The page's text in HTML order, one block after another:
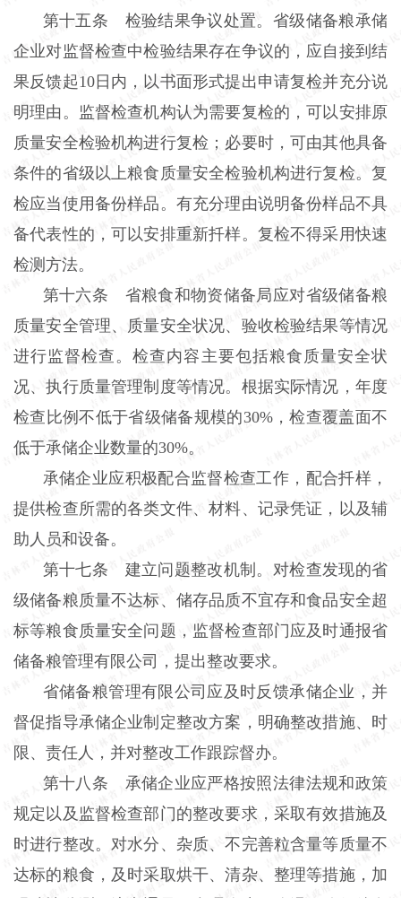
第十五条 检验结果争议处置。省级储备粮承储
企业对监督检查中检验结果存在争议的，应自接到结
果反馈起10日内，以书面形式提出申请复检并充分说
明理由。监督检查机构认为需要复检的，可以安排原
质量安全检验机构进行复检；必要时，可由其他具备
条件的省级以上粮食质量安全检验机构进行复检。复
检应当使用备份样品。有充分理由说明备份样品不具
备代表性的，可以安排重新扦样。复检不得采用快速
检测方法。
第十六条 省粮食和物资储备局应对省级储备粮
质量安全管理、质量安全状况、验收检验结果等情况
进行监督检查。检查内容主要包括粮食质量安全状
况、执行质量管理制度等情况。根据实际情况，年度
检查比例不低于省级储备规模的30%，检查覆盖面不
低于承储企业数量的30%。
承储企业应积极配合监督检查工作，配合扦样，
提供检查所需的各类文件、材料、记录凭证，以及辅
助人员和设备。
第十七条 建立问题整改机制。对检查发现的省
级储备粮质量不达标、储存品质不宜存和食品安全超
标等粮食质量安全问题，监督检查部门应及时通报省
储备粮管理有限公司，提出整改要求。
省储备粮管理有限公司应及时反馈承储企业，并
督促指导承储企业制定整改方案，明确整改措施、时
限、责任人，并对整改工作跟踪督办。
第十八条 承储企业应严格按照法律法规和政策
规定以及监督检查部门的整改要求，采取有效措施及
时进行整改。对水分、杂质、不完善粒含量等质量不
达标的粮食，及时采取烘干、清杂、整理等措施，加